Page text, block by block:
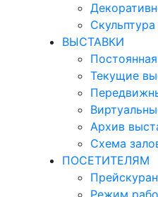
Скульптура
ВЫСТАВКИ
Текущие
Архив
Схема
ПОСЕТИТЕЛЯМ
Режим